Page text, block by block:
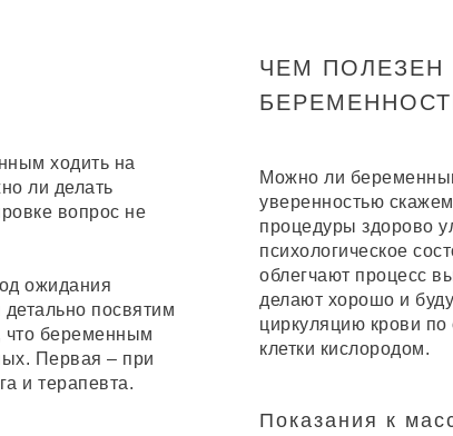
ЧЕМ
Показания к
ходить на
ли делать
вопрос не
ожидания
посвятим
что беременным
Первая – при
и терапевта.
Можно ли
уверенностью
процедуры здорово
психологическое
облегчают процесс
делают хорошо и
циркуляцию крови
клетки кислородом.